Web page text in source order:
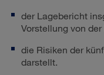
der Lagebericht
Vorstellung von
die Risiken der
darstellt.